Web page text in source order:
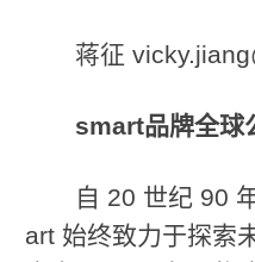
蒋征
smart品牌全球
自 20 世纪 90
art 始终致力于探索